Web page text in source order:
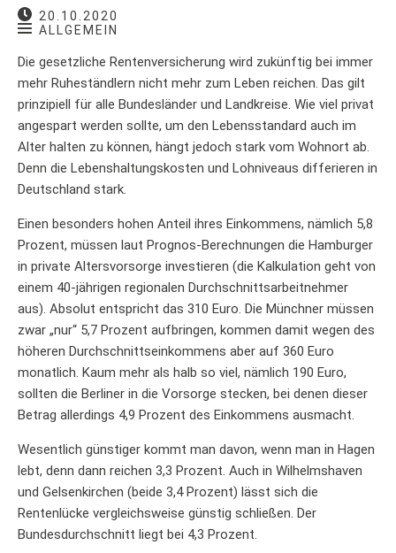
20.10.2020
ALLGEMEIN
Die gesetzliche Rentenversicherung wird zukünftig bei immer
mehr Ruheständlern nicht mehr zum Leben reichen. Das gilt
prinzipiell für alle Bundesländer und Landkreise. Wie viel privat
angespart werden sollte, um den Lebensstandard auch im
Alter halten zu können, hängt jedoch stark vom Wohnort ab.
Denn die Lebenshaltungskosten und Lohniveaus differieren in
Deutschland stark.
Einen besonders hohen Anteil ihres Einkommens, nämlich 5,8
Prozent, müssen laut Prognos-Berechnungen die Hamburger
in private Altersvorsorge investieren (die Kalkulation geht von
einem 40-jährigen regionalen Durchschnittsarbeitnehmer
aus). Absolut entspricht das 310 Euro. Die Münchner müssen
zwar „nur“ 5,7 Prozent aufbringen, kommen damit wegen des
höheren Durchschnittseinkommens aber auf 360 Euro
monatlich. Kaum mehr als halb so viel, nämlich 190 Euro,
sollten die Berliner in die Vorsorge stecken, bei denen dieser
Betrag allerdings 4,9 Prozent des Einkommens ausmacht.
Wesentlich günstiger kommt man davon, wenn man in Hagen
lebt, denn dann reichen 3,3 Prozent. Auch in Wilhelmshaven
und Gelsenkirchen (beide 3,4 Prozent) lässt sich die
Rentenlücke vergleichsweise günstig schließen. Der
Bundesdurchschnitt liegt bei 4,3 Prozent.